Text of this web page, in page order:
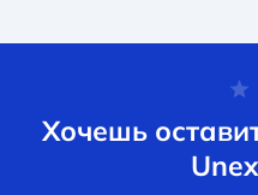
Хочешь